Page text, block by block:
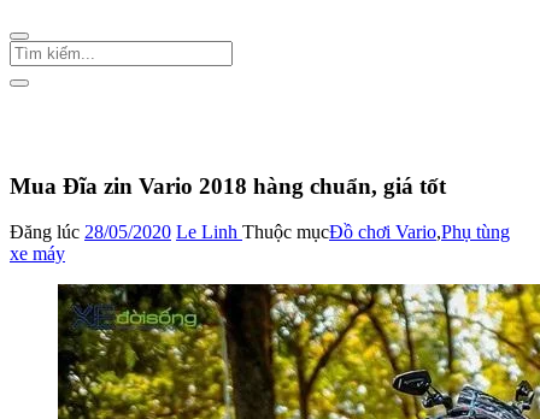
Mua Đĩa zin Vario 2018 hàng chuẩn, giá tốt
Đăng lúc 28/05/2020 Le Linh Thuộc mụcĐồ chơi Vario,Phụ tùng
xe máy